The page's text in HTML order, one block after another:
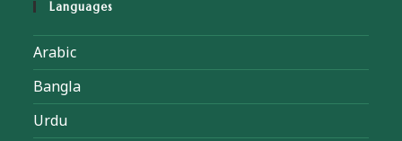
Languages
Arabic
Bangla
Urdu